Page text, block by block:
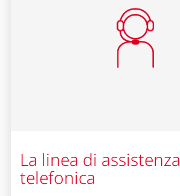
La linea di assistenza
telefonica